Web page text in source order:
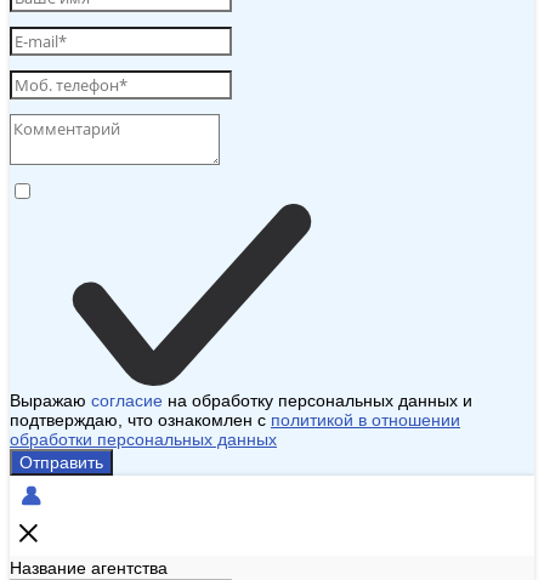
Выражаю согласие на обработку персональных данных и
подтверждаю, что ознакомлен с политикой в отношении
обработки персональных данных
Отправить
Название агентства